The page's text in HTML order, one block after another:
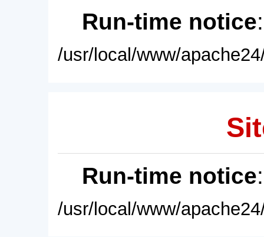
Run-time notice
/usr/local/www/
Run-time notice
/usr/local/www/